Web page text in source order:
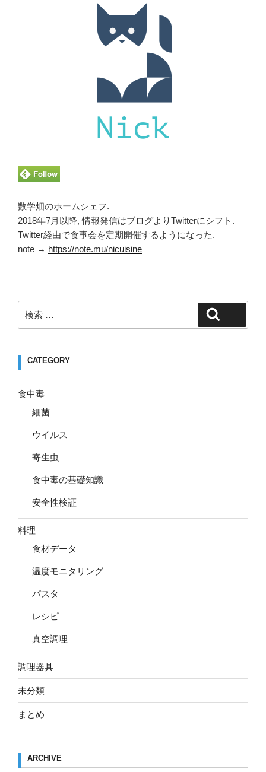
数学畑のホームシェフ.
2018年7月以降, 情報発信はブログよりTwitterにシフト.
Twitter経由で食事会を定期開催するようになった.
note → https://note.mu/nicuisine
索:
CATEGORY
食中毒
細菌
ウイルス
寄生虫
食中毒の基礎知識
安全性検証
料理
食材データ
温度モニタリング
パスタ
レシピ
真空調理
調理器具
未分類
まとめ
ARCHIVE